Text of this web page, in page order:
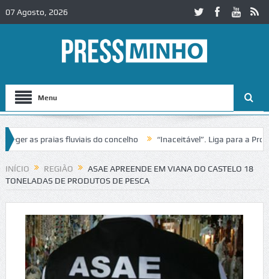
07 Agosto, 2026
Menu
as praias fluviais do concelho “Inaceitável”. Liga para a
de trânsito no IC2 em Alcobaça Igreja do Castelo de
INÍCIO REGIÃO
ASAE APREENDE EM VIANA DO CASTELO 18
TONELADAS DE PRODUTOS DE PESCA